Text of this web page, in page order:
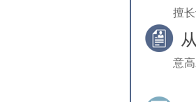
擅
意